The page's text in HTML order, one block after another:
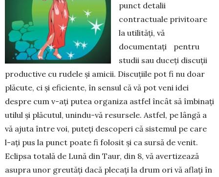
punct detalii
contractuale privitoare
la utilități, vă
documentați pentru
studii sau duceți discuții
pro­ductive cu rudele și amicii. Discu­ții­le pot fi nu doar
plăcute, ci și efi­cien­te, în sensul că vă pot veni idei
despre cum v-ați putea organiza ast­fel încât să îmbinați
utilul și plăcu­tul, unindu-vă resursele. Astfel, pe lân­gă a
vă ajuta între voi, puteți des­coperi că sistemul pe care
l-ați pus la punct poate fi folosit și ca sursă de venit.
Eclipsa totală de Lună din Taur, din 8, vă avertizează
asupra unor greutăți dacă plecați la drum ori vă aflați în